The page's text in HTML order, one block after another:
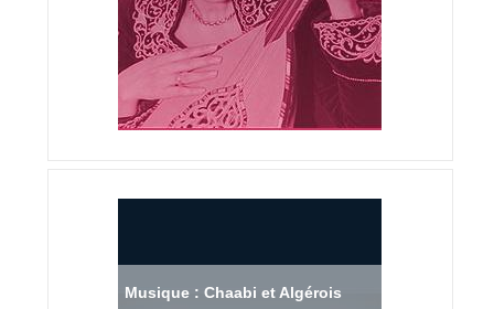
Musique : Chaabi et Algérois